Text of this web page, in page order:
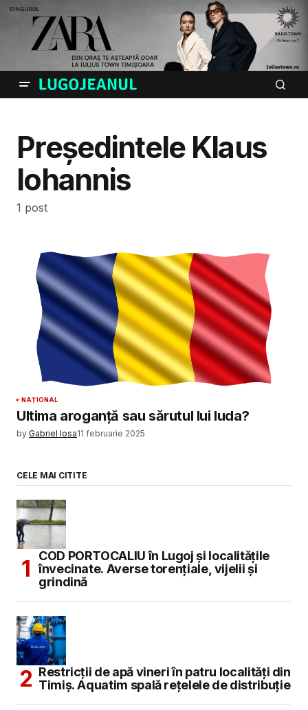
Președintele Klaus
Iohannis
1 post
NAȚIONAL
Ultima aroganță sau sărutul lui Iuda?
by Gabriel Iosa11 februarie 2025
CELE MAI CITITE
COD PORTOCALIU în Lugoj și localitățile
învecinate. Averse torențiale, vijelii și
grindină
Restricții de apă vineri în patru localități din
Timiș. Aquatim spală rețelele de distribuție